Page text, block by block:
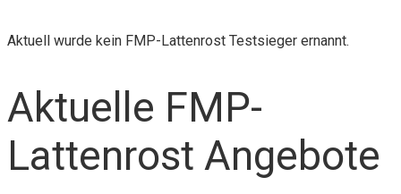
Aktuell wurde kein FMP-Lattenrost Testsieger ernannt.
Aktuelle FMP-
Lattenrost Angebote